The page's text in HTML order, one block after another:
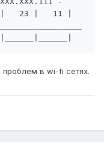
23 |   11 |
проблем в wi-fi сетях.